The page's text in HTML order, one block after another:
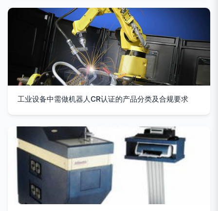
工业设备中需做机器人CR认证的产品分类及合规要求